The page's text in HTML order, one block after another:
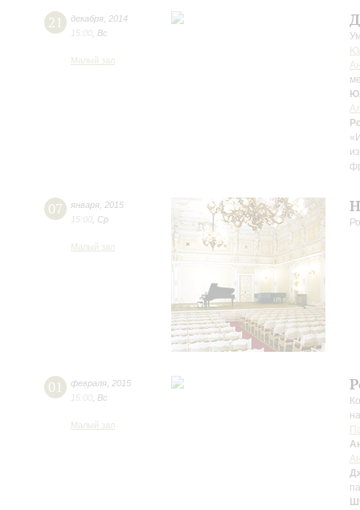
21 декабря 2014
15:00 Вс
Малый зал
07 января 2015
15:00 Ср
Малый зал
01 февраля 2015
15:00 Вс
Малый зал